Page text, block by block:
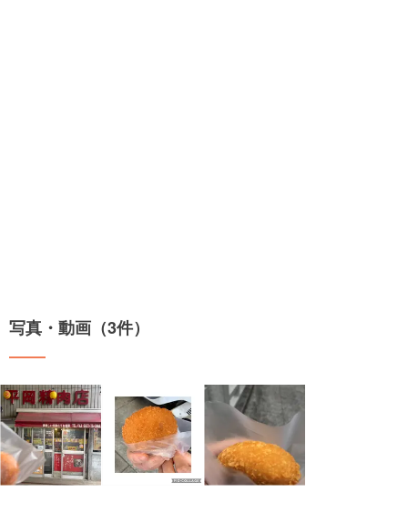
写真・動画（3件）